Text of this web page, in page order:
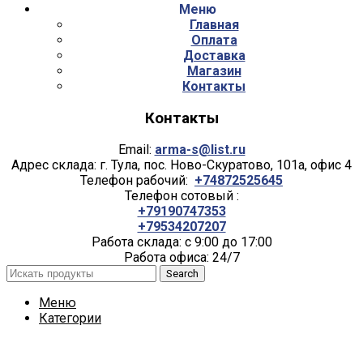
Меню
Главная
Оплата
Доставка
Магазин
Контакты
Контакты
Email: arma-s@list.ru
Адрес склада: г. Тула, пос. Ново-Скуратово, 101а, офис 4
Телефон рабочий: +74872525645
Телефон сотовый :
+79190747353
+79534207207
Работа склада: с 9:00 до 17:00
Работа офиса: 24/7
Search
Меню
Категории